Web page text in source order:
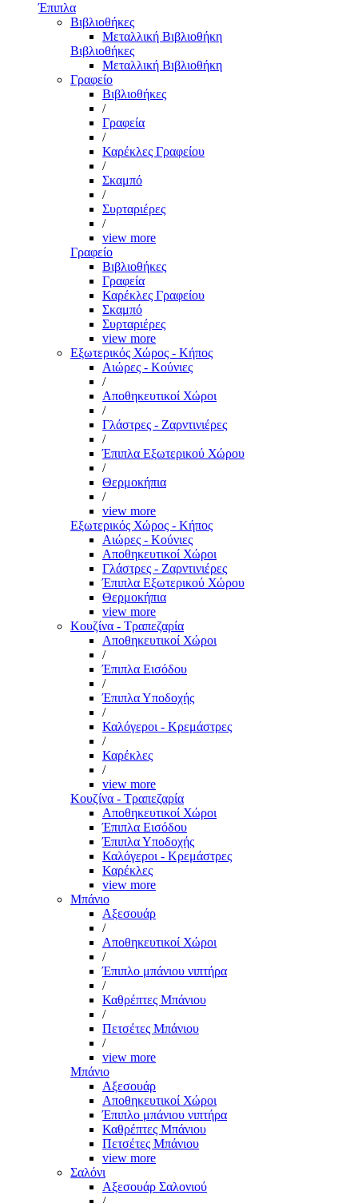
Έπιπλα
Βιβλιοθήκες
Μεταλλική Βιβλιοθήκη
Βιβλιοθήκες
Μεταλλική Βιβλιοθήκη
Γραφείο
Βιβλιοθήκες
/
Γραφεία
/
Καρέκλες Γραφείου
/
Σκαμπό
/
Συρταριέρες
/
view more
Γραφείο
Βιβλιοθήκες
Γραφεία
Καρέκλες Γραφείου
Σκαμπό
Συρταριέρες
view more
Εξωτερικός Χώρος - Κήπος
Αιώρες - Κούνιες
/
Αποθηκευτικοί Χώροι
/
Γλάστρες - Ζαρντινιέρες
/
Έπιπλα Εξωτερικού Χώρου
/
Θερμοκήπια
/
view more
Εξωτερικός Χώρος - Κήπος
Αιώρες - Κούνιες
Αποθηκευτικοί Χώροι
Γλάστρες - Ζαρντινιέρες
Έπιπλα Εξωτερικού Χώρου
Θερμοκήπια
view more
Κουζίνα - Τραπεζαρία
Αποθηκευτικοί Χώροι
/
Έπιπλα Εισόδου
/
Έπιπλα Υποδοχής
/
Καλόγεροι - Κρεμάστρες
/
Καρέκλες
/
view more
Κουζίνα - Τραπεζαρία
Αποθηκευτικοί Χώροι
Έπιπλα Εισόδου
Έπιπλα Υποδοχής
Καλόγεροι - Κρεμάστρες
Καρέκλες
view more
Μπάνιο
Αξεσουάρ
/
Αποθηκευτικοί Χώροι
/
Έπιπλο μπάνιου νιπτήρα
/
Καθρέπτες Μπάνιου
/
Πετσέτες Μπάνιου
/
view more
Μπάνιο
Αξεσουάρ
Αποθηκευτικοί Χώροι
Έπιπλο μπάνιου νιπτήρα
Καθρέπτες Μπάνιου
Πετσέτες Μπάνιου
view more
Σαλόνι
Αξεσουάρ Σαλονιού